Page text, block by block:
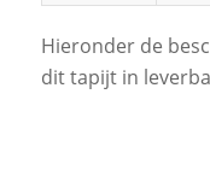
Hieronder de
dit tapijt in